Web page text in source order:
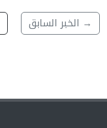
→ الخبر السابق